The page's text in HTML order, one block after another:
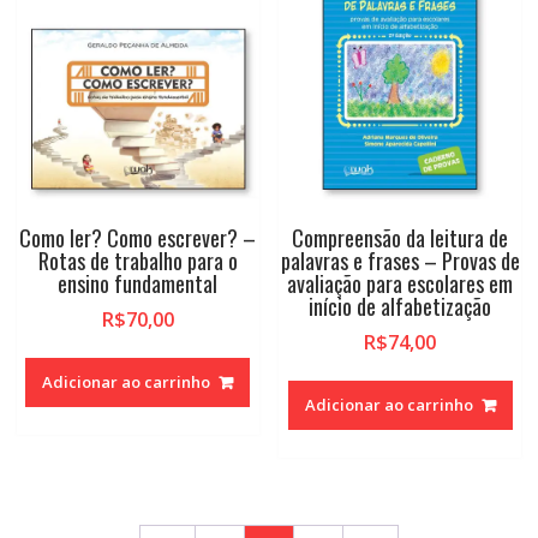
Como ler? Como escrever? –
Rotas de trabalho para o
ensino fundamental
R$70,00
Adicionar ao carrinho
Compreensão da leitura de
palavras e frases – Provas de
avaliação para escolares em
início de alfabetização
R$74,00
Adicionar ao carrinho